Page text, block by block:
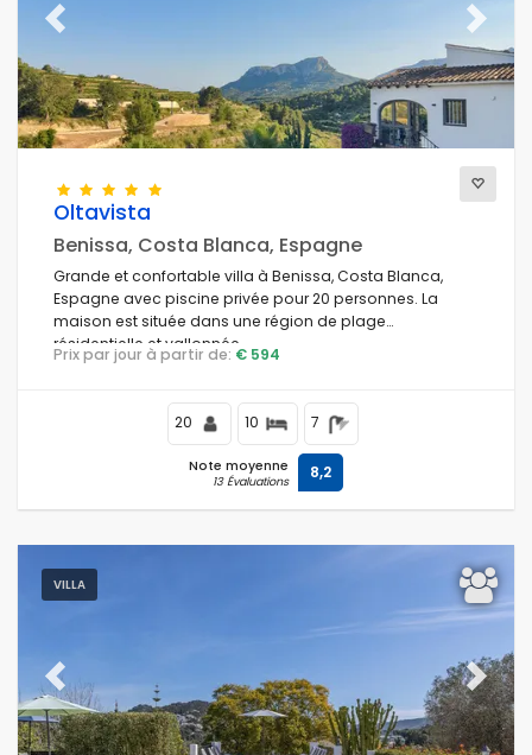
Previous Next
Oltavista
Benissa, Costa Blanca, Espagne
Grande et confortable villa à Benissa, Costa Blanca,
Espagne avec piscine privée pour 20 personnes. La
maison est située dans une région de plage
résidentielle et vallonnée.
Prix par jour à partir de: € 594
20 10 7
Note moyenne
13 Évaluations 8,2
VILLA
Previous Next